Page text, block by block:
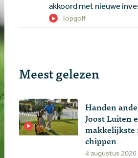
akkoord met nieuwe
Topgolf
Meest gelezen
Handen
Joost Luiten
makkelijkste
chippen
4 augustus 2026